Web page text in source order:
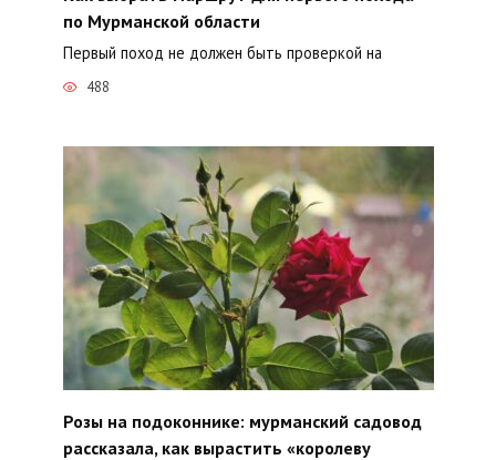
по Мурманской области
Первый поход не должен быть проверкой на
488
Розы на подоконнике: мурманский садовод
рассказала, как вырастить «королеву